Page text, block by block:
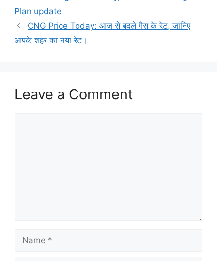
Plan update
CNG Price Today: आज से बदले गैस के रेट, जानिए
आपके शहर का नया रेट।
Leave a Comment